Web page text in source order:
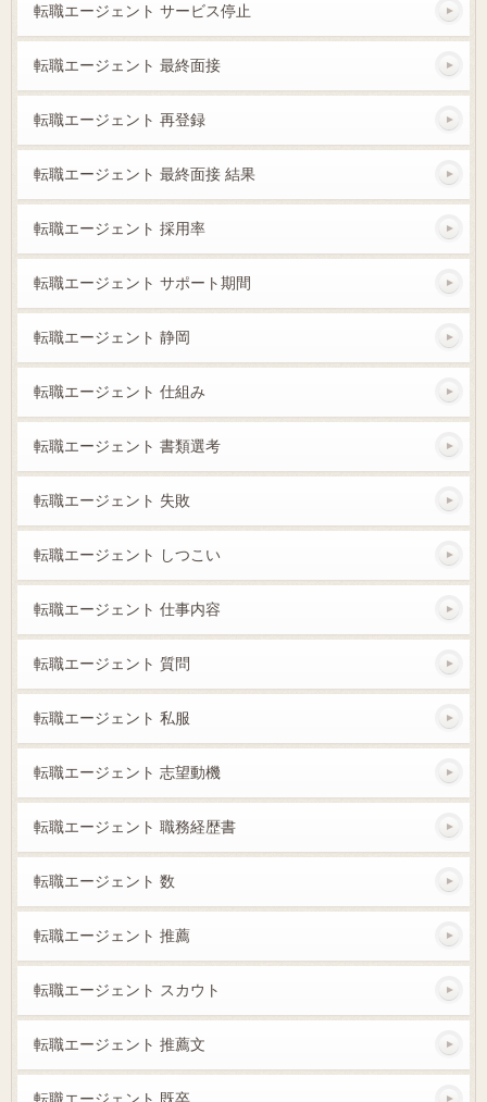
転職エージェント サービス停止
転職エージェント 最終面接
転職エージェント 再登録
転職エージェント 最終面接 結果
転職エージェント 採用率
転職エージェント サポート期間
転職エージェント 静岡
転職エージェント 仕組み
転職エージェント 書類選考
転職エージェント 失敗
転職エージェント しつこい
転職エージェント 仕事内容
転職エージェント 質問
転職エージェント 私服
転職エージェント 志望動機
転職エージェント 職務経歴書
転職エージェント 数
転職エージェント 推薦
転職エージェント スカウト
転職エージェント 推薦文